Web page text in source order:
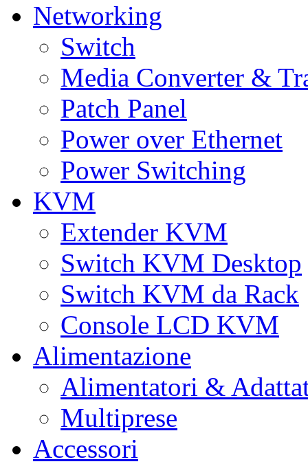
Networking
Switch
Media Converter &
Patch Panel
Power over Ethernet
Power Switching
KVM
Extender KVM
Switch KVM Desktop
Switch KVM da Rack
Console LCD KVM
Alimentazione
Alimentatori &
Multiprese
Accessori